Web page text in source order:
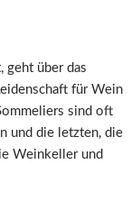
geht über das
für Wein
sind oft
und die letzten, die
Weinkeller und